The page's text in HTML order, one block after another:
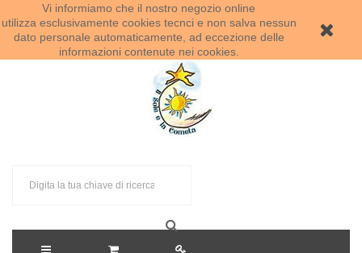
Vi informiamo che il nostro negozio online
utilizza esclusivamente cookies tecnci e non salva nessun
dato personale automaticamente, ad eccezione delle
informazioni contenute nei cookies.
Benvenuti al Sole e la Cometa!